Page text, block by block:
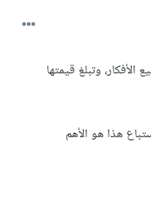
الأفكار، وتبلغ قيمتها
هذا هو الأهم